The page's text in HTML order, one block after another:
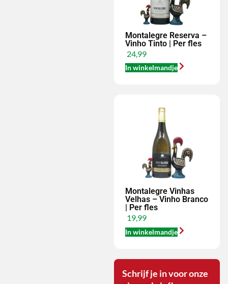
Montalegre Reserva –
Vinho Tinto | Per fles
24,99
In winkelmandje
Montalegre Vinhas
Velhas – Vinho Branco
| Per fles
19,99
In winkelmandje
Schrijf je in voor onze